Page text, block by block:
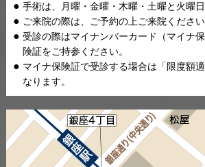
手術は、月曜・金曜・木曜・土曜と火曜
ご来院の際は、ご予約の上ご来院ください
受診の際はマイナンバーカード（マイナ
険証をご持参ください。
マイナ保険証で受診する場合は「限度額
なります。